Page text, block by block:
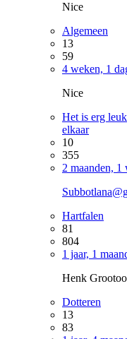
Nice
Algemeen
13
59
4 weken, 1
Nice
Het is erg
elkaar
10
355
2 maanden, 1
Hartfalen
81
804
1 jaar, 1
Henk
Dotteren
13
83